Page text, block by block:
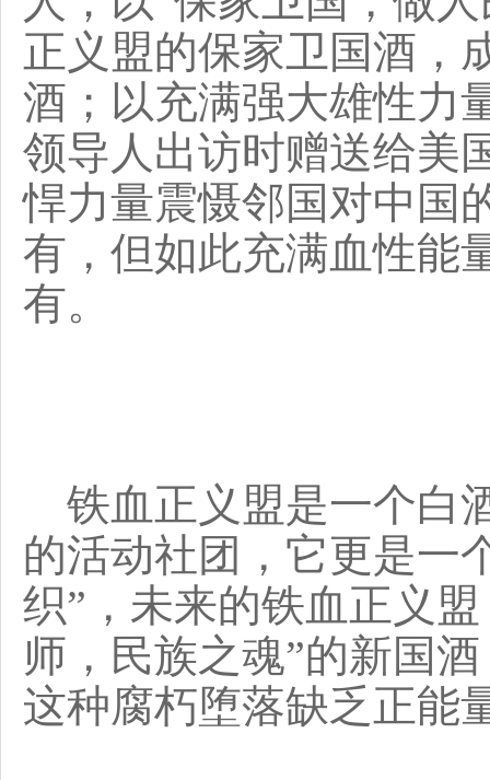
正义盟的保家卫国酒，
酒；以充满强大雄性力
领导人出访时赠送给美
悍力量震慑邻国对中国
有，但如此充满血性能
有。
铁血正义盟是一个白
的活动社团，它更是一
织”，未来的铁血正义
师，民族之魂”的新国
这种腐朽堕落缺乏正能